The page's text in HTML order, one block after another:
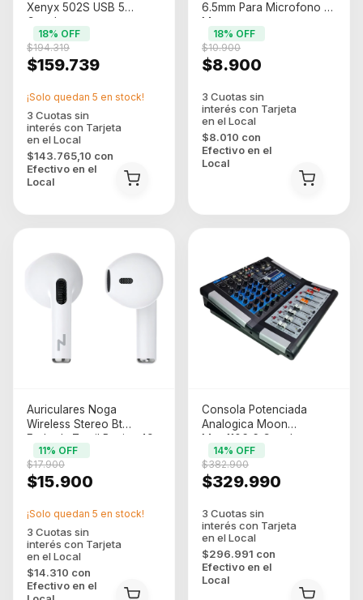
Xenyx 502S USB 5
Canales
$159.739
$194.319
18% OFF
$143.765,10 con
Efectivo en el
Local
¡Solo quedan 5 en stock!
6.5mm Para Microfono 6
Metros
$8.900
$10.900
18% OFF
$8.010 con
Efectivo en el
Local
Auriculares Noga
Wireless Stereo Bt
Earbuds Tactil Btwins 49
Color Blanco
$15.900
$17.900
11% OFF
$14.310 con
Efectivo en el
¡Solo quedan 5 en stock!
Consola Potenciada
Analogica Moon
Mpm1106 6 Canales
Bluetooth 250w
$329.990
$382.900
14% OFF
$296.991 con
Efectivo en el
Local